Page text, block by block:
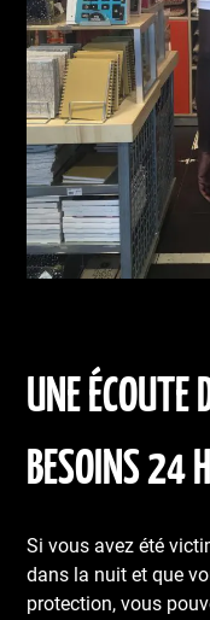
UNE ÉCOUTE
BESOINS 24
Si vous avez été
dans la nuit et que
protection, vous